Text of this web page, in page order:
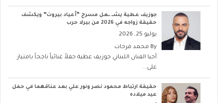
جوزيف عطية يشــ ــعل مسرح “أعياد بيروت” ويكشف
حقيقة زواجه في 2026 من بيرلا حرب
يوليو 25, 2026
By محمد فرحات
أحيا الفنان اللبناني جوزيف عطية حفلاً غنائياً ناجحاً بامتياز
على...
حقيقة ارتباط محمود نصر ونور علي بعد عناقهما في حفل
عيد ميلاده